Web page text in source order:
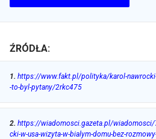
ŹRÓDŁA:
1. https://www.fakt.pl/polityka/karol-
-to-byl-pytany/2rkc475
2. https://wiadomosci.gazeta.pl/wiadomosci/
cki-w-usa-wizyta-w-bialym-domu-bez-